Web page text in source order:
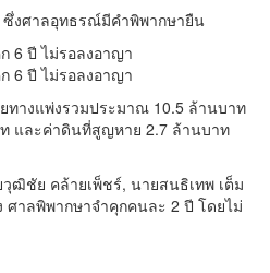
งศาลอุทธรณ์มีคำพิพากษายืน
6 ปี ไม่รอลงอาญา
6 ปี ไม่รอลงอาญา
ทางแพ่งรวมประมาณ 10.5 ล้านบาท
และค่าดินที่สูญหาย 2.7 ล้านบาท
ฒิชัย คล้ายเพ็ชร์, นายสนธิเทพ เต็ม
ศาลพิพากษาจำคุกคนละ 2 ปี โดยไม่